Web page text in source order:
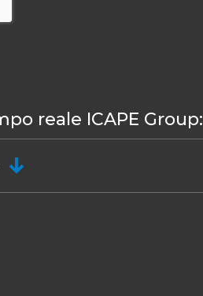
reale ICAPE Group: